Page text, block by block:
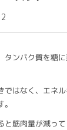
タンパク質を糖
ではなく、エネ
筋肉量が減って